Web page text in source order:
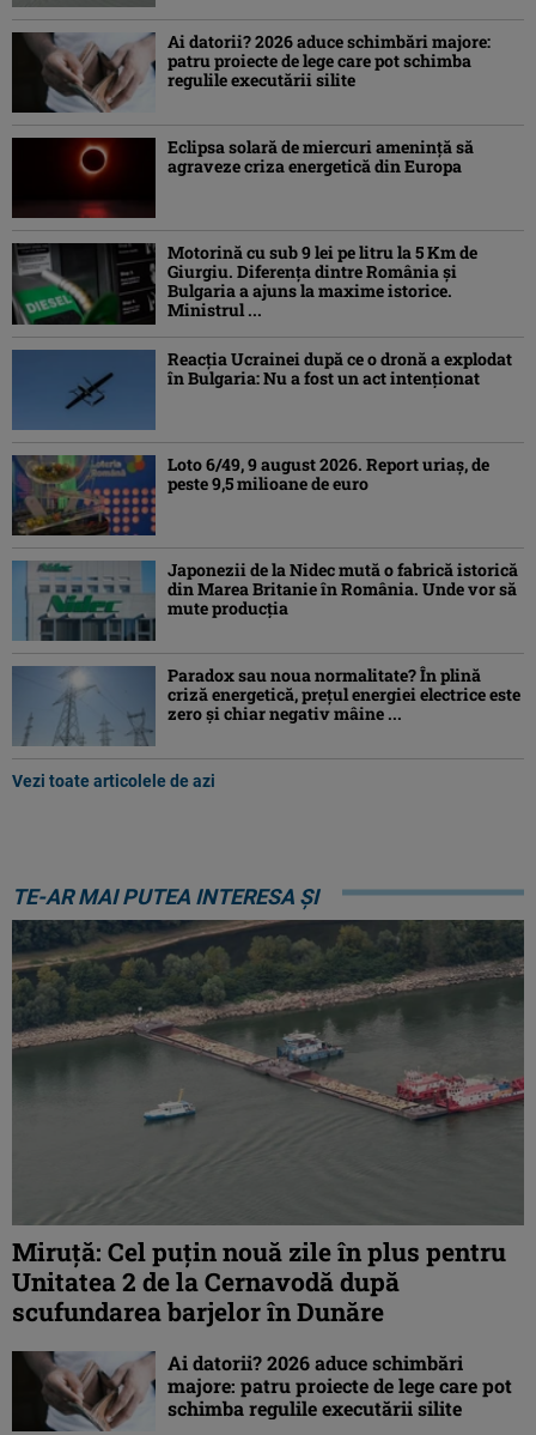
Ai datorii? 2026 aduce schimbări majore:
patru proiecte de lege care pot schimba
regulile executării silite
Eclipsa solară de miercuri ameninţă să
agraveze criza energetică din Europa
Motorină cu sub 9 lei pe litru la 5 Km de
Giurgiu. Diferența dintre România și
Bulgaria a ajuns la maxime istorice.
Ministrul ...
Reacția Ucrainei după ce o dronă a explodat
în Bulgaria: Nu a fost un act intenționat
Loto 6/49, 9 august 2026. Report uriaș, de
peste 9,5 milioane de euro
Japonezii de la Nidec mută o fabrică istorică
din Marea Britanie în România. Unde vor să
mute producția
Paradox sau noua normalitate? În plină
criză energetică, prețul energiei electrice este
zero și chiar negativ mâine ...
Vezi toate articolele de azi
TE-AR MAI PUTEA INTERESA ȘI
Miruță: Cel puțin nouă zile în plus pentru
Unitatea 2 de la Cernavodă după
scufundarea barjelor în Dunăre
Ai datorii? 2026 aduce schimbări
majore: patru proiecte de lege care pot
schimba regulile executării silite